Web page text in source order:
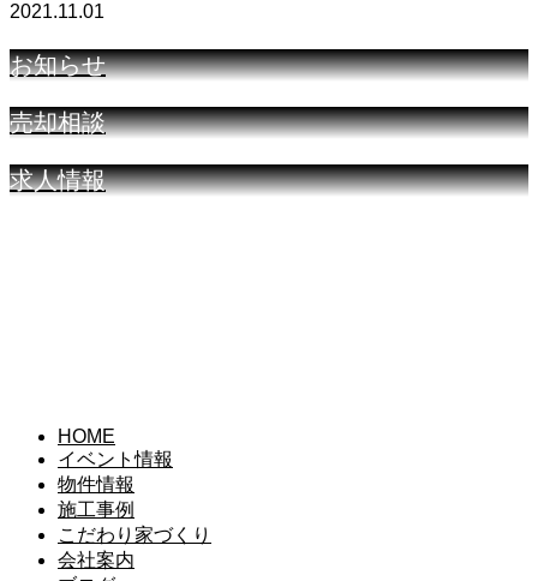
2021.11.01
お知らせ
売却相談
求人情報
HOME
イベント情報
物件情報
施工事例
こだわり家づくり
会社案内